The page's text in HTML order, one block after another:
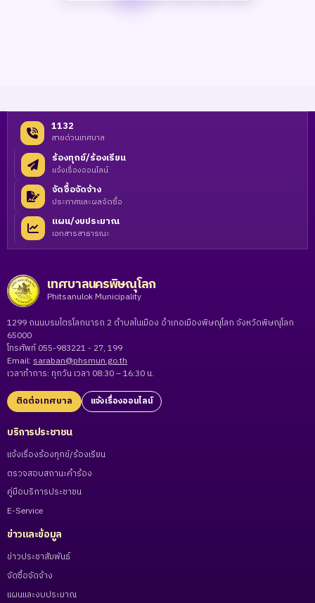
1132
สายด่วนเทศบาล
ร้องทุกข์/ร้องเรียน
แจ้งเรื่องออนไลน์
จัดซื้อจัดจ้าง
ประกาศและผลจัดซื้อ
แผน/งบประมาณ
เอกสารสาธารณะ
เทศบาลนครพิษณุโลก
Phitsanulok Municipality
1299 ถนนบรมไตรโลกนารถ 2 ตำบลในเมือง อำเภอเมืองพิษณุโลก จังหวัดพิษณุโลก
65000
โทรศัพท์ 055-983221 - 27, 199
Email: saraban@phsmun.go.th
เวลาทำการ: ทุกวัน เวลา 08:30 – 16:30 น.
ติดต่อเทศบาล แจ้งเรื่องออนไลน์
บริการประชาชน
แจ้งเรื่องร้องทุกข์/ร้องเรียน
ตรวจสอบสถานะคำร้อง
คู่มือบริการประชาชน
E-Service
ข่าวและข้อมูล
ข่าวประชาสัมพันธ์
จัดซื้อจัดจ้าง
แผนและงบประมาณ